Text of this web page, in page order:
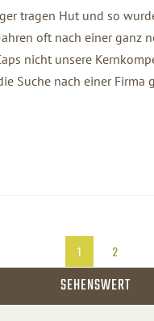
tragen Hut und so
oft nach einer ganz
nicht unsere
Suche nach einer Firma
1 2
SEHENSWERT